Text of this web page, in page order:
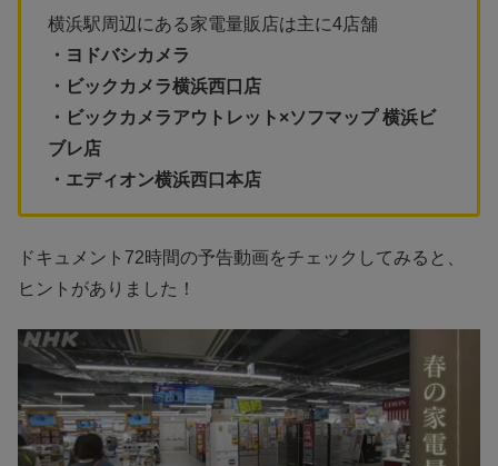
横浜駅周辺にある家電量販店は主に4店舗
・ヨドバシカメラ
・ビックカメラ横浜西口店
・ビックカメラアウトレット×ソフマップ 横浜ビ
ブレ店
・エディオン横浜西口本店
ドキュメント72時間の予告動画をチェックしてみると、
ヒントがありました！